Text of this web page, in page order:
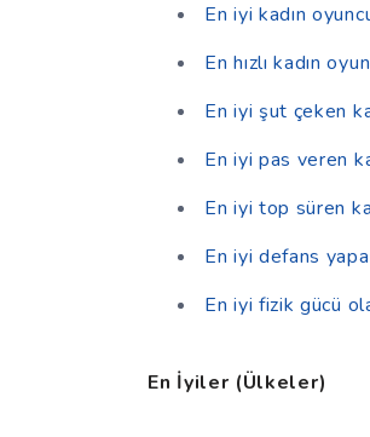
En iyi kadın
En hızlı kadın
En iyi şut çeken
En iyi pas veren
En iyi top süren
En iyi defans
En iyi fizik gücü
En İyiler (Ülkeler)